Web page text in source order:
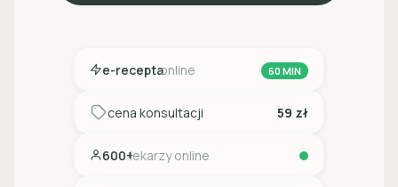
e-receptaonline 60 MIN
cena konsultacji 59 zł
600+lekarzy online